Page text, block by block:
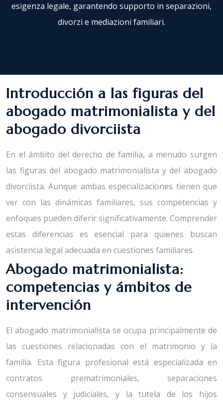
esigenza legale, garantendo supporto in separazioni,
divorzi e mediazioni familiari.
Introducción a las figuras del
abogado matrimonialista y del
abogado divorciista
En el ámbito del derecho de familia, a menudo surgen
las figuras del abogado matrimonialista y del abogado
divorciista. Aunque ambas especializaciones tienen que
ver con las dinámicas familiares, sus competencias y
enfoques pueden diferir significativamente. Comprender
estas diferencias es esencial para quienes buscan
asistencia legal adecuada en cuestiones familiares.
Abogado matrimonialista:
competencias y ámbitos de
intervención
El abogado matrimonialista se ocupa principalmente de
las cuestiones relacionadas con el matrimonio y la
familia. Esta figura profesional está especializada en
contratos prematrimoniales, separaciones
consensuales y judiciales, y la tutela de los hijos